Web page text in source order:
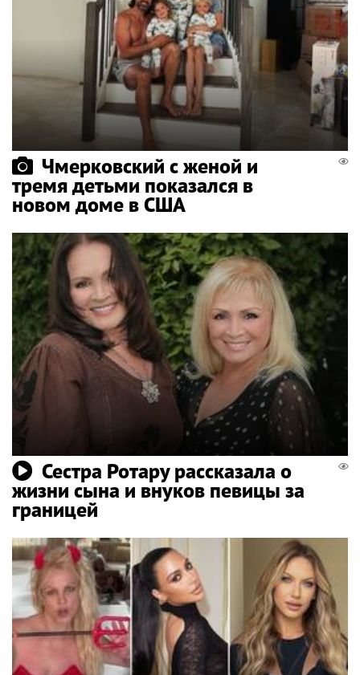
Чмерковский с женой и
тремя детьми показался в
новом доме в США
Сестра Ротару рассказала о
жизни сына и внуков певицы за
границей